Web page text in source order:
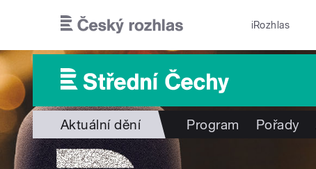
iRozhlas
Aktuální dění Program Pořady